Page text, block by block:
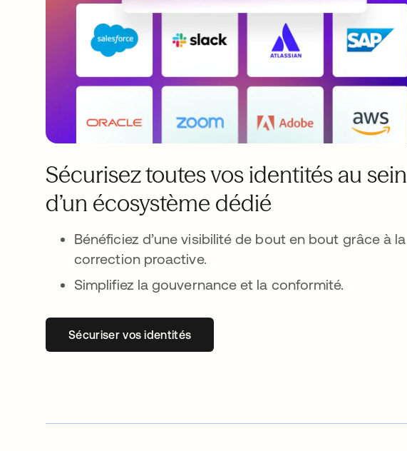
Sécurisez toutes vos identités au sein
d’un écosystème dédié
Bénéficiez d’une visibilité de bout en bout grâce à la
correction proactive.
Simplifiez la gouvernance et la conformité.
Sécuriser vos identités